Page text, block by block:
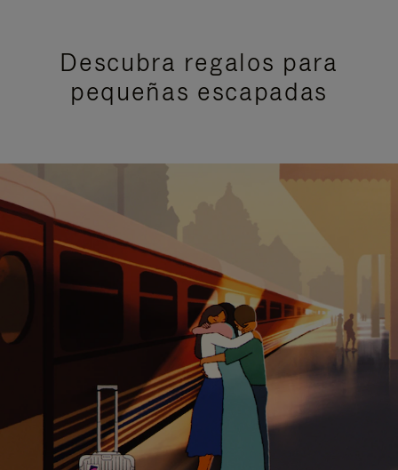
Descubra regalos para
pequeñas escapadas